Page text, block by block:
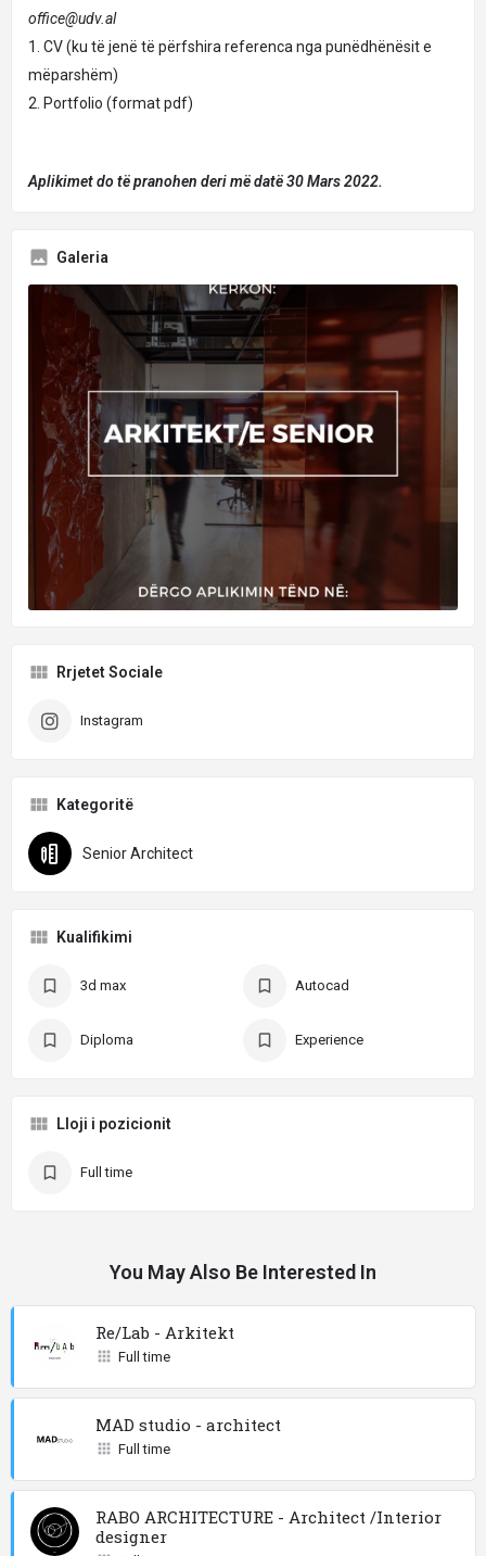
office@udv.al
1. CV (ku të jenë të përfshira referenca nga punëdhënësit e
mëparshëm)
2. Portfolio (format pdf)
Aplikimet do të pranohen deri më datë 30 Mars 2022.
Galeria
Rrjetet Sociale
Instagram
Kategoritë
Senior Architect
Kualifikimi
3d max Autocad
Diploma Experience
Lloji i pozicionit
Full time
You May Also Be Interested In
Re/Lab - Arkitekt
Full time
MAD studio - architect
Full time
RABO ARCHITECTURE - Architect /Interior
designer